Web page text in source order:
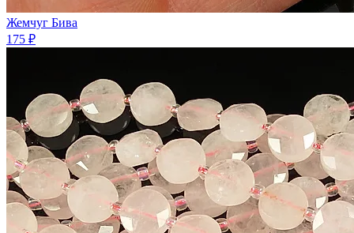
Жемчуг Бива
175 ₽